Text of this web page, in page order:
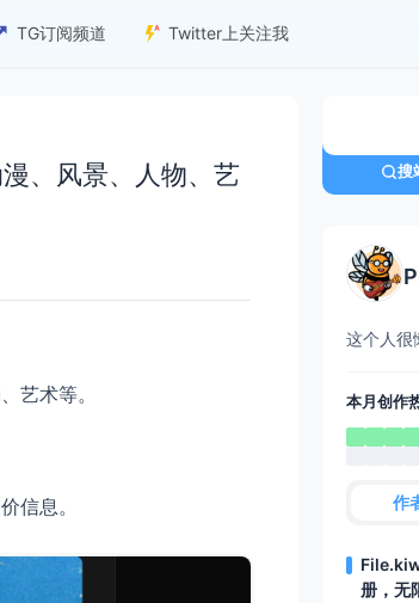
TG订阅频道 Twitter上关注我
、风景、人物、艺
艺术等。
信息。
搜
这个人很
本月创作
作
册，无